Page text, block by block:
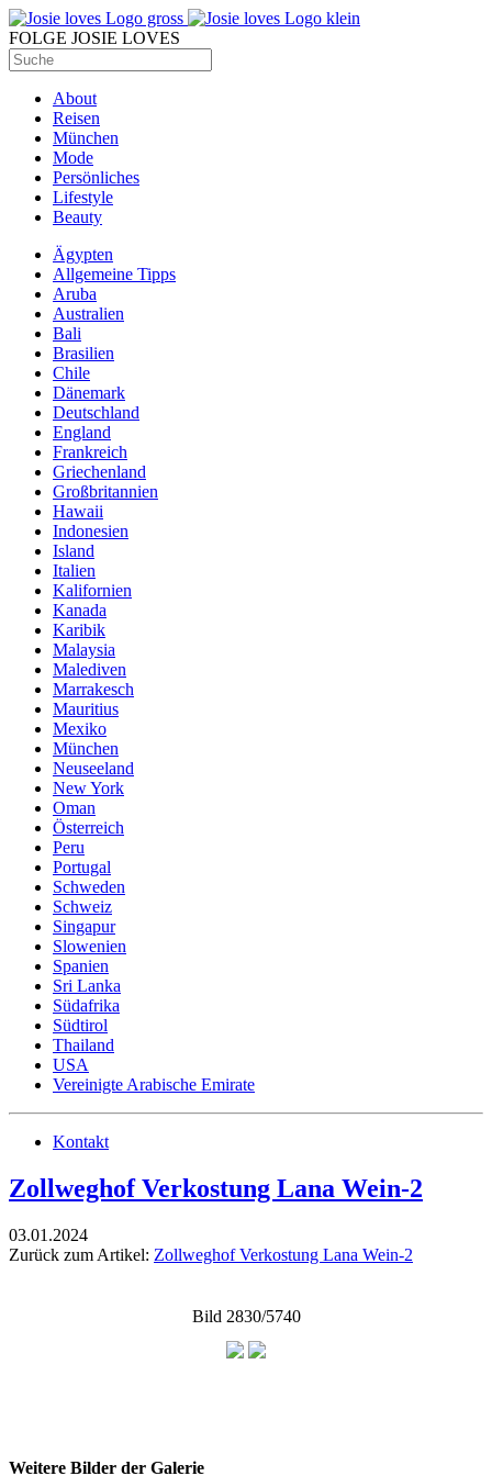
FOLGE JOSIE LOVES
About
Reisen
München
Mode
Persönliches
Lifestyle
Beauty
Ägypten
Allgemeine Tipps
Aruba
Australien
Bali
Brasilien
Chile
Dänemark
Deutschland
England
Frankreich
Griechenland
Großbritannien
Hawaii
Indonesien
Island
Italien
Kalifornien
Kanada
Karibik
Malaysia
Malediven
Marrakesch
Mauritius
Mexiko
München
Neuseeland
New York
Oman
Österreich
Peru
Portugal
Schweden
Schweiz
Singapur
Slowenien
Spanien
Sri Lanka
Südafrika
Südtirol
Thailand
USA
Vereinigte Arabische Emirate
Kontakt
Zollweghof Verkostung Lana Wein-2
03.01.2024
Zurück zum Artikel: Zollweghof Verkostung Lana Wein-2
Bild 2830/5740
Weitere Bilder der Galerie